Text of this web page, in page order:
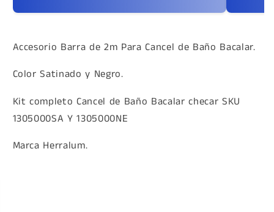
Accesorio Barra de 2m Para Cancel de Baño Bacalar.
Color Satinado y Negro.
Kit completo Cancel de Baño Bacalar checar SKU
1305000SA Y 1305000NE
Marca Herralum.